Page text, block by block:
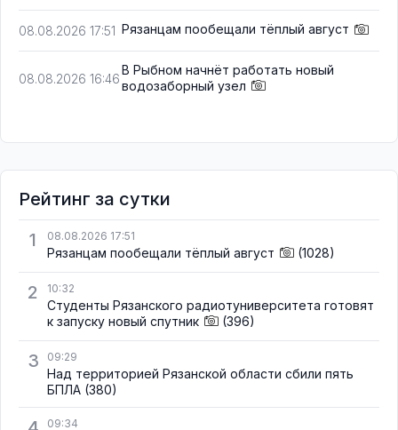
08.08.2026 17:51 Рязанцам пообещали тёплый август
08.08.2026 16:46
В Рыбном начнёт работать новый
водозаборный узел
Рейтинг за сутки
1
08.08.2026 17:51
Рязанцам пообещали тёплый август (1028)
2 10:32
Студенты Рязанского радиотуниверситета готовят
к запуску новый спутник
(396)
3 09:29
Над территорией Рязанской области сбили пять
БПЛА (380)
09:34